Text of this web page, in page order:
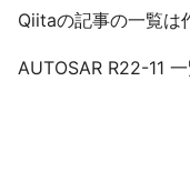
Qiitaの記事の一覧は
AUTOSAR R22-11 一